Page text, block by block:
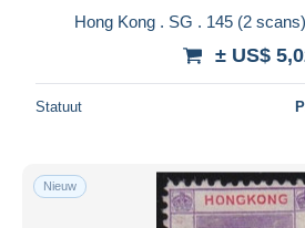
Hong Kong . SG . 145 (2
± US$
Statuut
Nieuw